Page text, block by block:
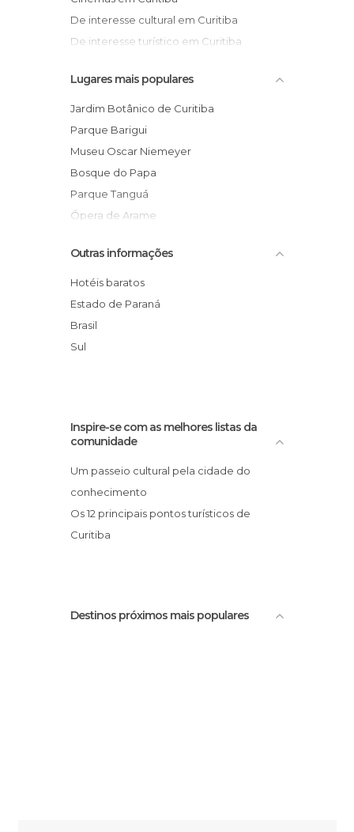
De interesse cultural em Curitiba
De interesse turístico em Curitiba
Feiras em Curitiba
Festas em Curitiba
Igrejas em Curitiba
Jardins em Curitiba
Lojas em Curitiba
Museus em Curitiba
Palácios em Curitiba
Ruas em Curitiba
Teatros em Curitiba
Universidades em Curitiba
Lugares mais populares
Jardim Botânico de Curitiba
Parque Barigui
Museu Oscar Niemeyer
Bosque do Papa
Parque Tanguá
Ópera de Arame
Ambiente
Serra Verde Express
Estrada da Graciosa
Feira do Largo da Ordem
Praça do Japão
Outras informações
Hotéis baratos
Estado de Paraná
Brasil
Sul
Inspire-se com as melhores listas da
comunidade
Um passeio cultural pela cidade do
conhecimento
Os 12 principais pontos turísticos de
Curitiba
Destinos próximos mais populares